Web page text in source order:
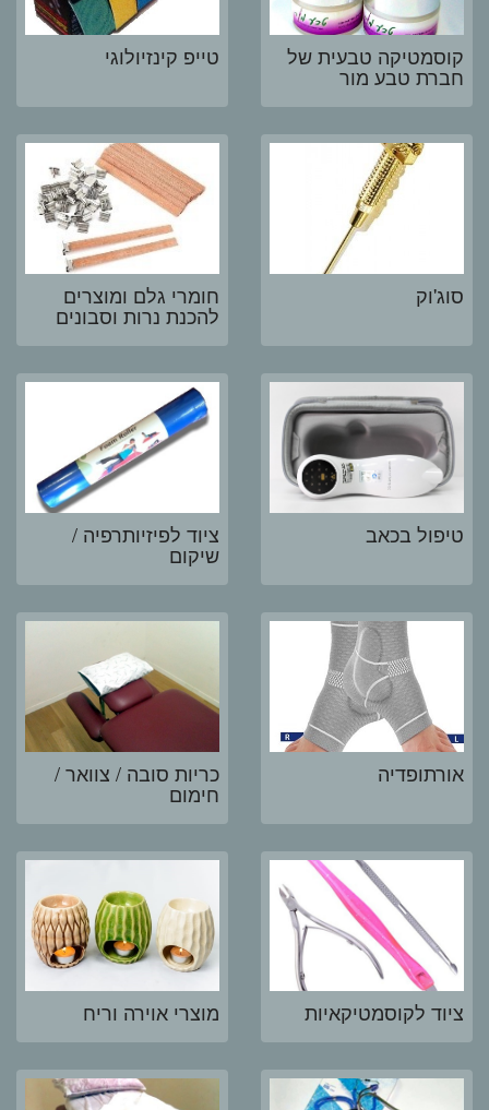
קוסמטיקה טבעית של
חברת טבע מור
טייפ קינזיולוגי
סוג'וק חומרי גלם ומוצרים
להכנת נרות וסבונים
טיפול בכאב ציוד לפיזיותרפיה /
שיקום
אורתופדיה כריות סובה / צוואר /
חימום
ציוד לקוסמטיקאיות מוצרי אוירה וריח